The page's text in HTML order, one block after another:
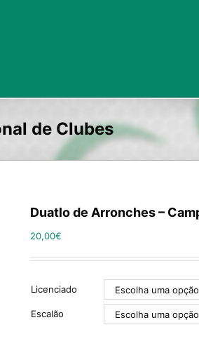
de Clubes
Duatlo de Arronches –
20,00€
Licenciado
Escalão